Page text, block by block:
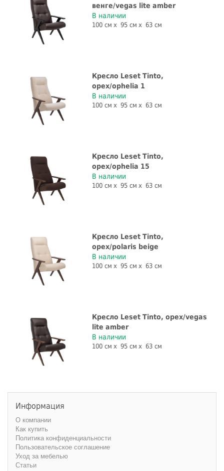
венге/vegas lite amber
В наличии
100 см 95 см 63 см
Кресло Leset Tinto,
орех/ophelia 1
В наличии
100 см 95 см 63 см
Кресло Leset Tinto,
орех/ophelia 15
В наличии
100 см 95 см 63 см
Кресло Leset Tinto,
орех/polaris beige
В наличии
100 см 95 см 63 см
Кресло Leset Tinto, орех/vegas
lite amber
В наличии
100 см 95 см 63 см
Информация
О компании
Как купить
Политика конфиденциальности
Пользовательское соглашение
Уход за мебелью
Статьи